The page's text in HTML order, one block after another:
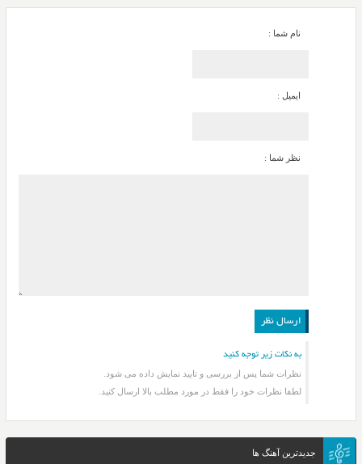
نام شما :
ایمیل :
نظر شما :
به نکات زیر توجه کنید
نظرات شما پس از بررسی و تایید نمایش داده می شود.
لطفا نظرات خود را فقط در مورد مطلب بالا ارسال کنید.
جدیدترین آهنگ ها